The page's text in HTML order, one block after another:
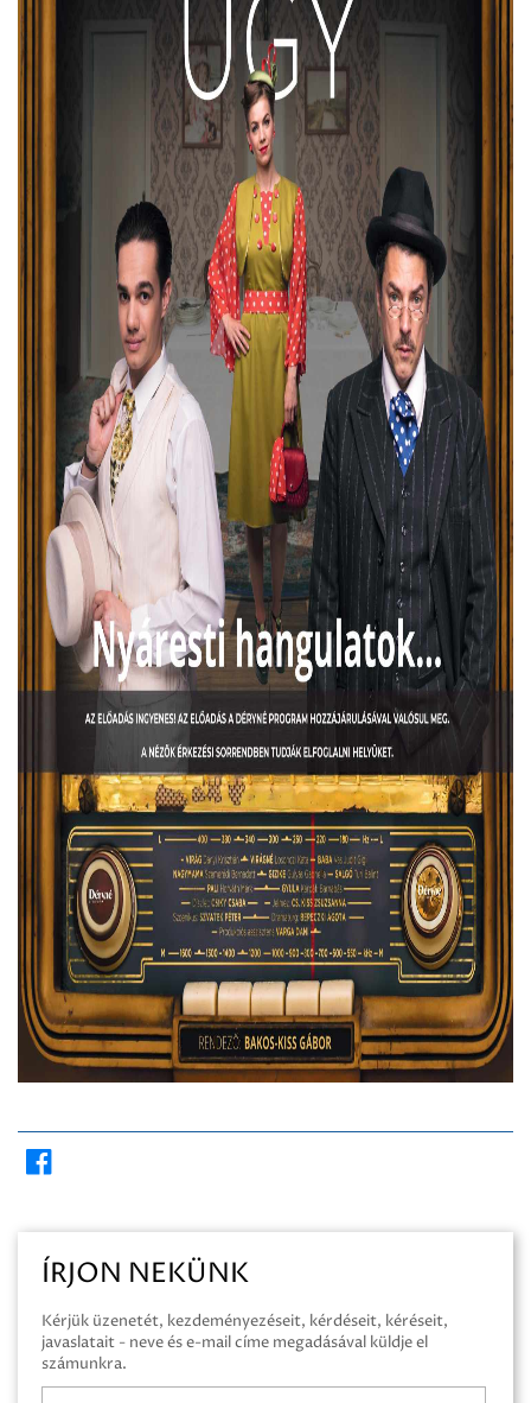
ÍRJON NEKÜNK
Kérjük üzenetét, kezdeményezéseit, kérdéseit, kéréseit,
javaslatait - neve és e-mail címe megadásával küldje el
számunkra.